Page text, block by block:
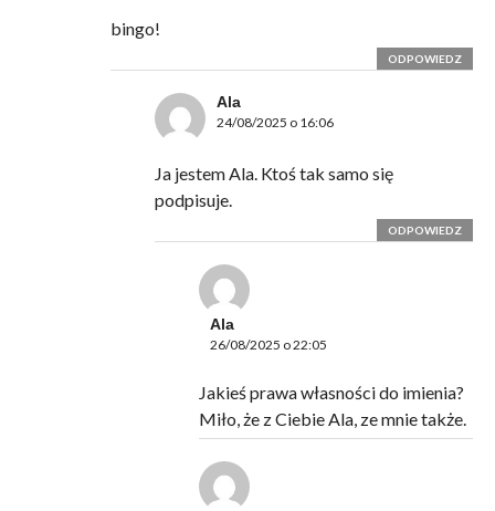
bingo!
ODPOWIEDZ
Ala
24/08/2025 o 16:06
Ja jestem Ala. Ktoś tak samo się
podpisuje.
ODPOWIEDZ
Ala
26/08/2025 o 22:05
Jakieś prawa własności do imienia?
Miło, że z Ciebie Ala, ze mnie także.